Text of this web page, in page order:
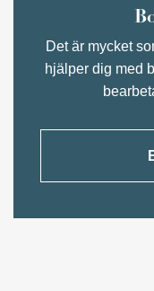
Det är mycket
hjälper dig med